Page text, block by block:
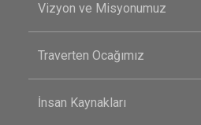
Vizyon ve Misyonumuz
Traverten Ocağımız
İnsan Kaynakları